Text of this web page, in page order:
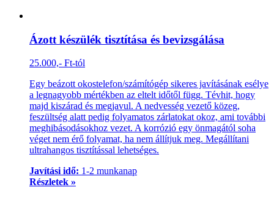
Ázott készülék tisztítása és bevizsgálása
25.000,- Ft-tól
Egy beázott okostelefon/számítógép sikeres javításának esélye
a legnagyobb mértékben az eltelt időtől függ. Tévhit, hogy
majd kiszárad és megjavul. A nedvesség vezető közeg,
feszültség alatt pedig folyamatos zárlatokat okoz, ami további
meghibásodásokhoz vezet. A korrózió egy önmagától soha
véget nem érő folyamat, ha nem állítjuk meg. Megállítani
ultrahangos tisztítással lehetséges.
Javítási idő: 1-2 munkanap
Részletek »